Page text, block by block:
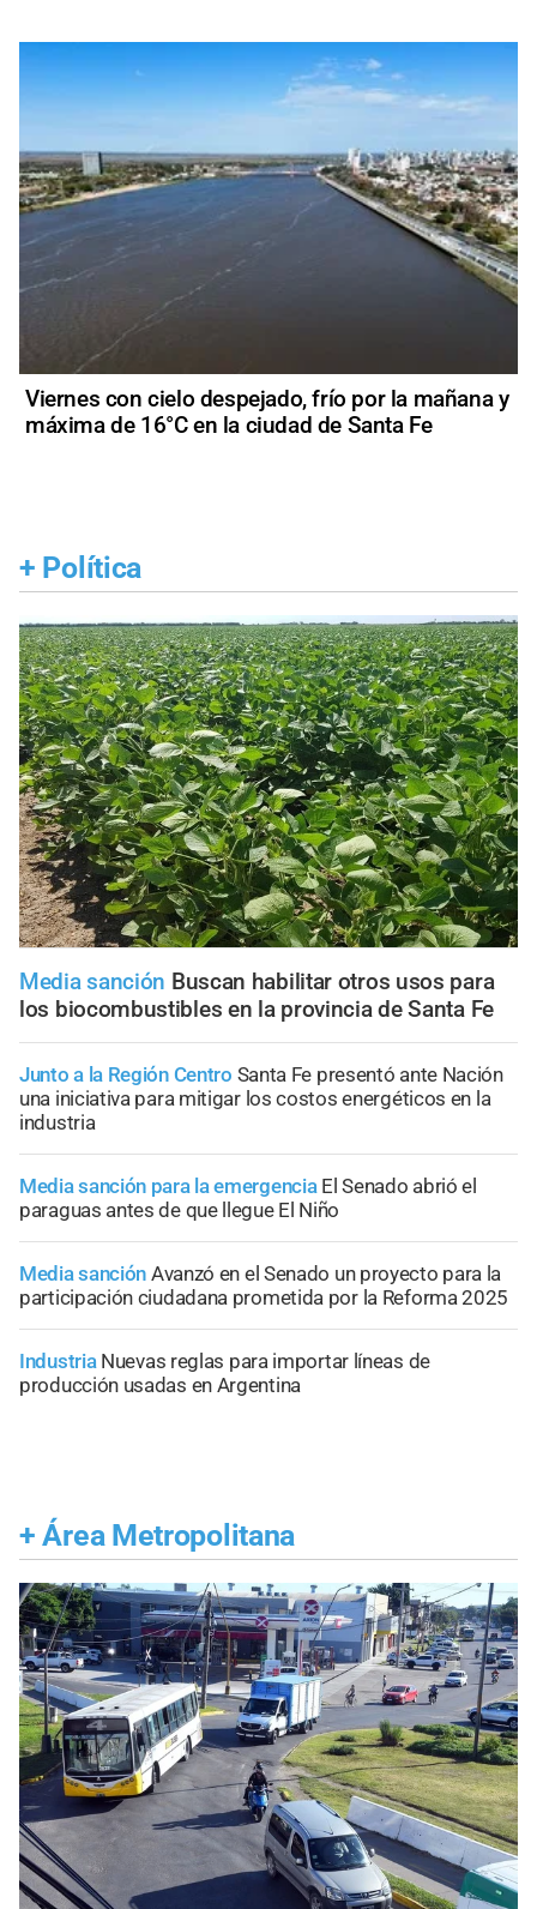
Viernes con cielo despejado, frío por la mañana y
máxima de 16°C en la ciudad de Santa Fe
+ Política
Media sanción Buscan habilitar otros usos para
los biocombustibles en la provincia de Santa Fe
Junto a la Región Centro Santa Fe presentó ante Nación
una iniciativa para mitigar los costos energéticos en la
industria
Media sanción para la emergencia El Senado abrió el
paraguas antes de que llegue El Niño
Media sanción Avanzó en el Senado un proyecto para la
participación ciudadana prometida por la Reforma 2025
Industria Nuevas reglas para importar líneas de
producción usadas en Argentina
+ Área Metropolitana